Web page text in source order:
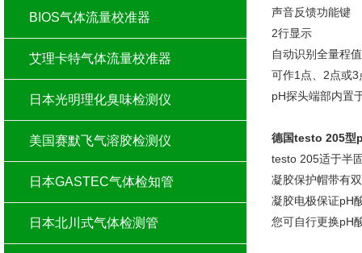
声音反馈功能键
2行显示
自动识别全量程值
可作1点、2点或3
pH探头端部内置
德国testo 205型
testo 205适于半
凝胶保护帽带有
凝胶电极保证pH
您可自行更换pH
BIOS气体流量校准器
艾理卡特气体流量校准器
日本光明理化臭味检测仪
美国赛默飞气溶胶检测仪
日本GASTEC气体检知管
日本北川式气体检测管